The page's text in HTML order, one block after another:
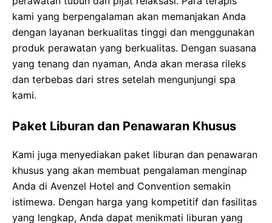
kami yang berpengalaman akan memanjakan Anda
dengan layanan berkualitas tinggi dan menggunakan
produk perawatan yang berkualitas. Dengan suasana
yang tenang dan nyaman, Anda akan merasa rileks
dan terbebas dari stres setelah mengunjungi spa
kami.
Paket Liburan dan Penawaran Khusus
Kami juga menyediakan paket liburan dan penawaran
khusus yang akan membuat pengalaman menginap
Anda di Avenzel Hotel and Convention semakin
istimewa. Dengan harga yang kompetitif dan fasilitas
yang lengkap, Anda dapat menikmati liburan yang